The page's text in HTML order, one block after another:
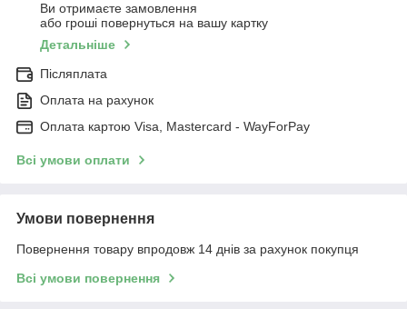
Ви отримаєте замовлення
або гроші повернуться на вашу картку
Детальніше
Післяплата
Оплата на рахунок
Оплата картою Visa, Mastercard - WayForPay
Всі умови оплати
Умови повернення
Повернення товару впродовж 14 днів за рахунок покупця
Всі умови повернення